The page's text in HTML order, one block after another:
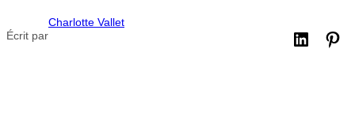
Écrit par
Charlotte Vallet